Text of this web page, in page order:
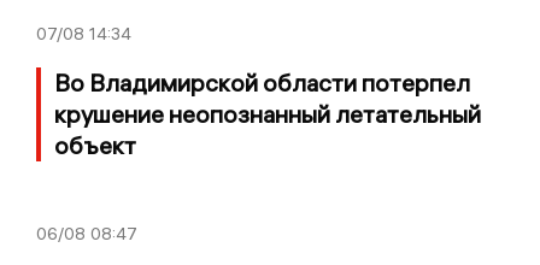
07/08 14:34
Во Владимирской области потерпел
крушение неопознанный летательный
объект
06/08 08:47